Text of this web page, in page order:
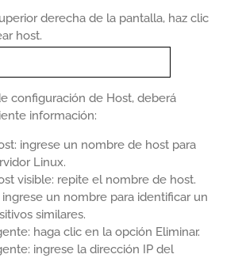
derecha de la pantalla, haz clic
host.
configuración de Host, deberá
información:
ingrese un nombre de host para
Linux.
visible: repite el nombre de host.
ingrese un nombre para identificar un
similares.
haga clic en la opción Eliminar.
ingrese la dirección IP del